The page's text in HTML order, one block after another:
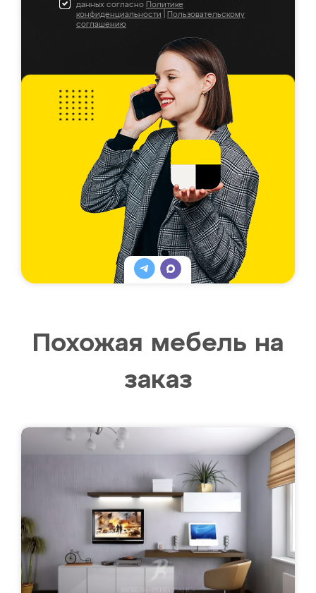
данных согласно Политике
конфиденциальности
Пользовательскому
соглашению
Похожая мебель на
заказ